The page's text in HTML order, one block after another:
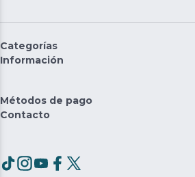
Categorías
Información
Métodos de pago
Contacto